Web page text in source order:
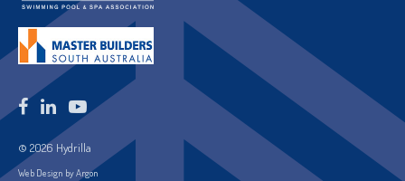
© 2026 Hydrilla
Web Design by Argon